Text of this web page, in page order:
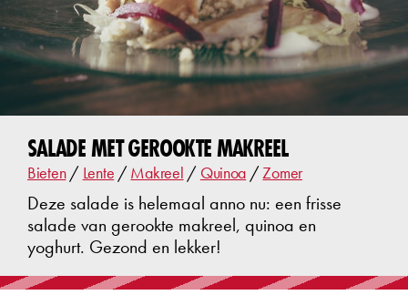
SALADE MET GEROOKTE MAKREEL
Bieten/ Lente /Makreel / Quinoa /Zomer
Deze salade is helemaal anno nu: een frisse
salade van gerookte makreel, quinoa en
yoghurt. Gezond en lekker!